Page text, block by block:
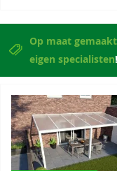
Op maat gemaakt
eigen specialisten!